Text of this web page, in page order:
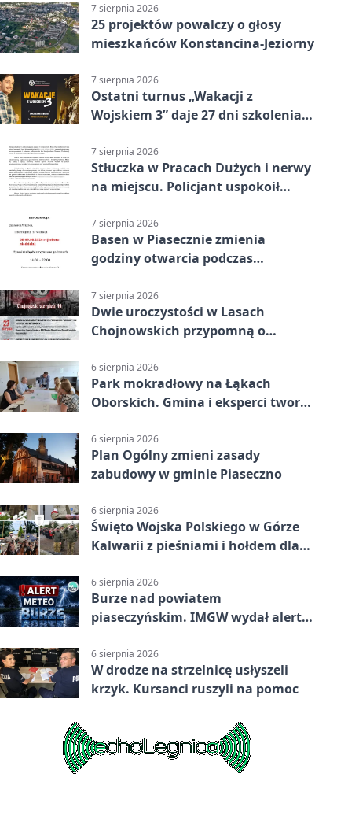
7 sierpnia 2026
25 projektów powalczy o głosy
mieszkańców Konstancina-Jeziorny
7 sierpnia 2026
Ostatni turnus „Wakacji z
Wojskiem 3” daje 27 dni szkolenia i
7 sierpnia 2026
Stłuczka w Pracach Dużych i nerwy
na miejscu. Policjant uspokoił
7 sierpnia 2026
Basen w Piasecznie zmienia
godziny otwarcia podczas
7 sierpnia 2026
Dwie uroczystości w Lasach
Chojnowskich przypomną o
6 sierpnia 2026
Park mokradłowy na Łąkach
Oborskich. Gmina i eksperci tworzą
6 sierpnia 2026
Plan Ogólny zmieni zasady
zabudowy w gminie Piaseczno
6 sierpnia 2026
Święto Wojska Polskiego w Górze
Kalwarii z pieśniami i hołdem dla
6 sierpnia 2026
Burze nad powiatem
piaseczyńskim. IMGW wydał alert
6 sierpnia 2026
W drodze na strzelnicę usłyszeli
krzyk. Kursanci ruszyli na pomoc